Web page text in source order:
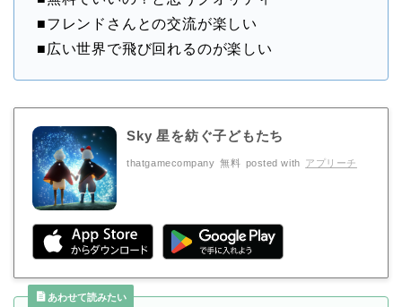
■フレンドさんとの交流が楽しい
■広い世界で飛び回れるのが楽しい
Sky 星を紡ぐ子どもたち
thatgamecompany 無料 posted with アプリーチ
あわせて読みたい